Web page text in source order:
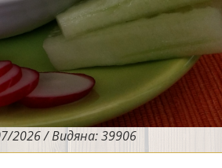
2026 / Видяна: 39906